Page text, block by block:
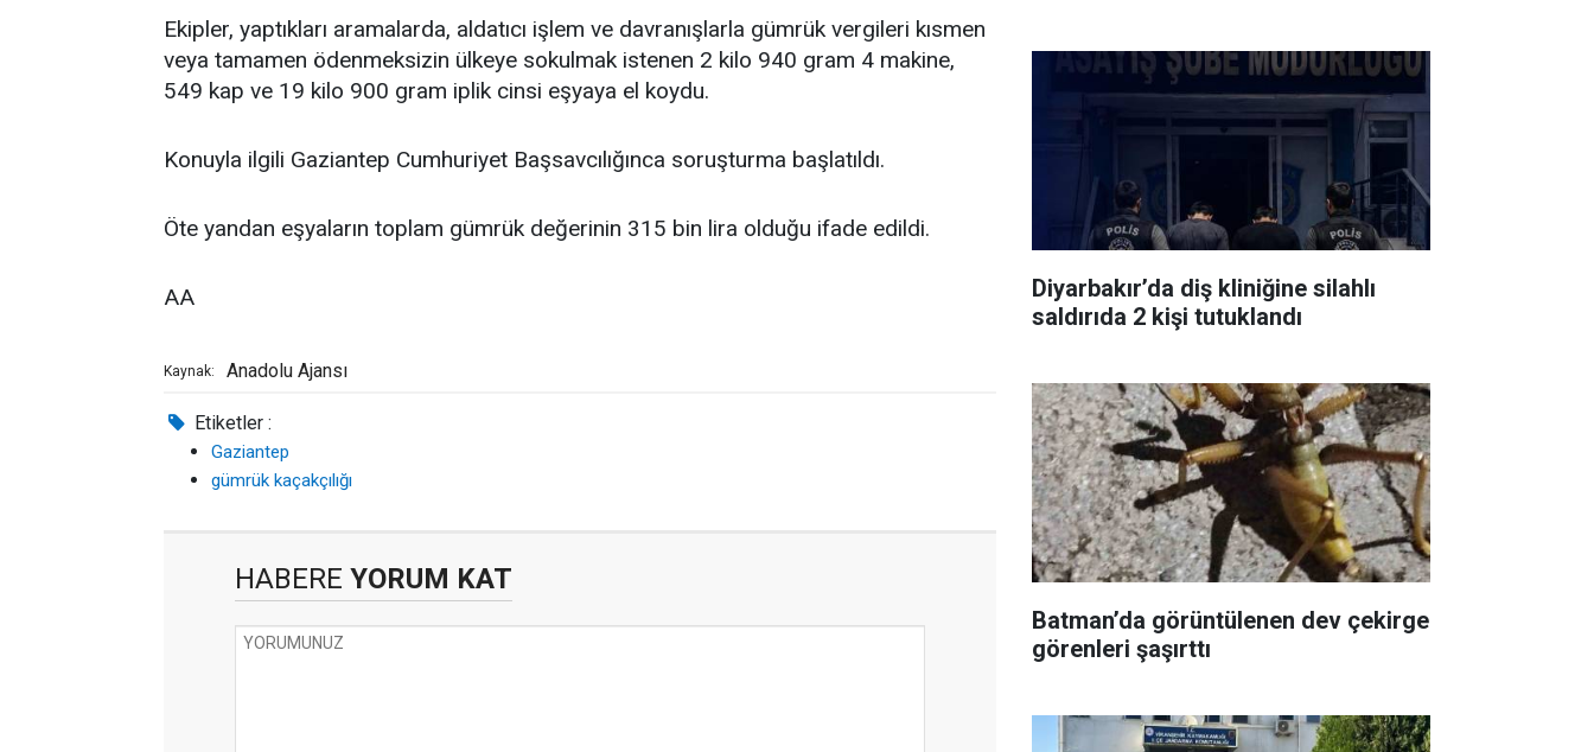
Ekipler, yaptıkları aramalarda, aldatıcı işlem ve davranışlarla gümrük vergileri kısmen
veya tamamen ödenmeksizin ülkeye sokulmak istenen 2 kilo 940 gram 4 makine,
549 kap ve 19 kilo 900 gram iplik cinsi eşyaya el koydu.
Konuyla ilgili Gaziantep Cumhuriyet Başsavcılığınca soruşturma başlatıldı.
Öte yandan eşyaların toplam gümrük değerinin 315 bin lira olduğu ifade edildi.
AA
Kaynak: Anadolu Ajansı
Etiketler :
Gaziantep
gümrük kaçakçılığı
HABERE YORUM KAT
Diyarbakır’da diş kliniğine silahlı
saldırıda 2 kişi tutuklandı
Batman’da görüntülenen dev çekirge
görenleri şaşırttı